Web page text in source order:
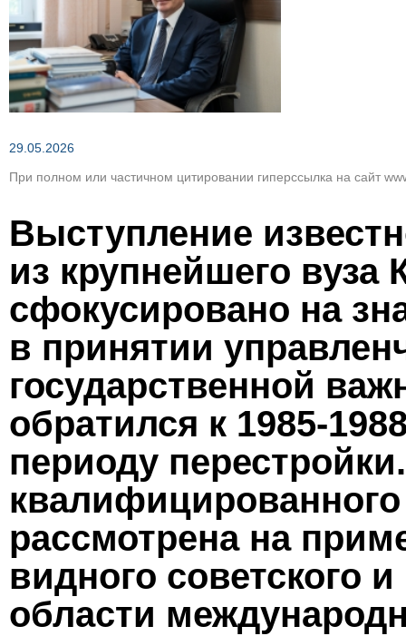
29.05.2026
При полном или частичном цитировании гиперссылка на сайт
Выступление
из крупнейшего
сфокусировано на
в принятии
государственной
обратился к 1985-
периоду
рассмотрена на
видного советского
области